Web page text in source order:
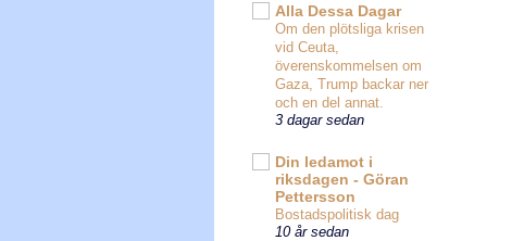
Alla Dessa Dagar
Om den plötsliga krisen
vid Ceuta,
överenskommelsen om
Gaza, Trump backar ner
och en del annat.
3 dagar sedan
Din ledamot i
riksdagen - Göran
Pettersson
Bostadspolitisk dag
10 år sedan